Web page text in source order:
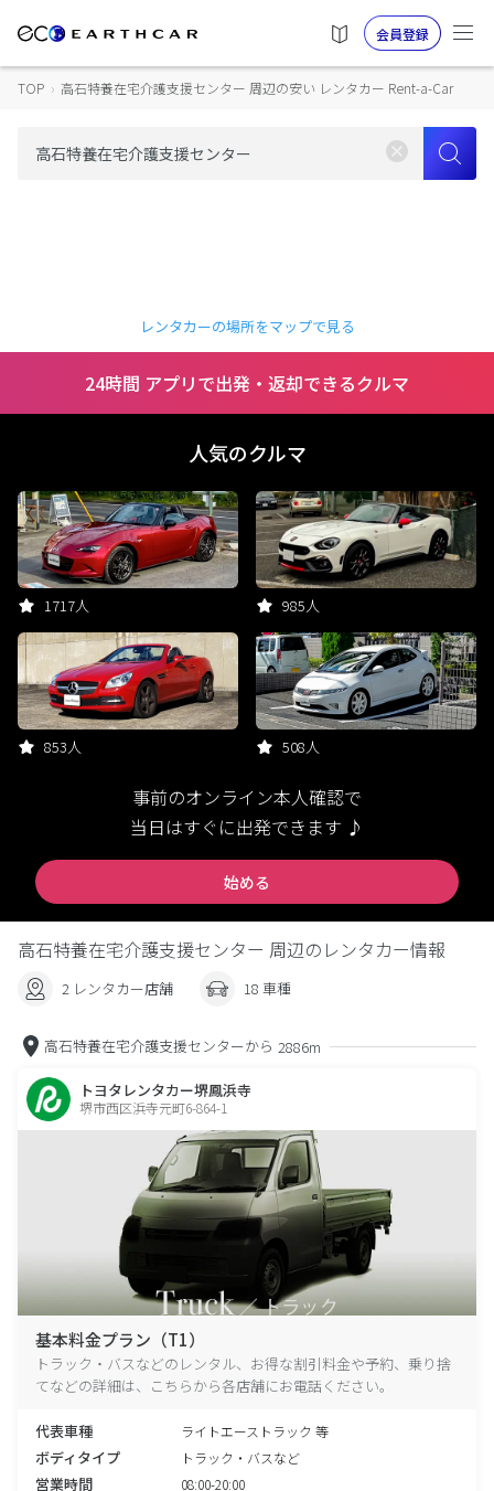
会員登録
TOP › 高石特養在宅介護支援センター 周辺の安い レンタカー Rent-a-Car
レンタカーの場所をマップで見る
24時間 アプリで出発・返却できるクルマ
人気のクルマ
1717人 985人
853人 508人
事前のオンライン本人確認で
当日はすぐに出発できます ♪
始める
高石特養在宅介護支援センター 周辺のレンタカー情報
2 レンタカー店舗 18 車種
高石特養在宅介護支援センターから 2886m
トヨタレンタカー堺鳳浜寺
堺市西区浜寺元町6-864-1
基本料金プラン（T1）
トラック・バスなどのレンタル、お得な割引料金や予約、乗り捨
てなどの詳細は、こちらから各店舗にお電話ください。
代表車種 ライトエーストラック 等
ボディタイプ トラック・バスなど
営業時間 08:00-20:00